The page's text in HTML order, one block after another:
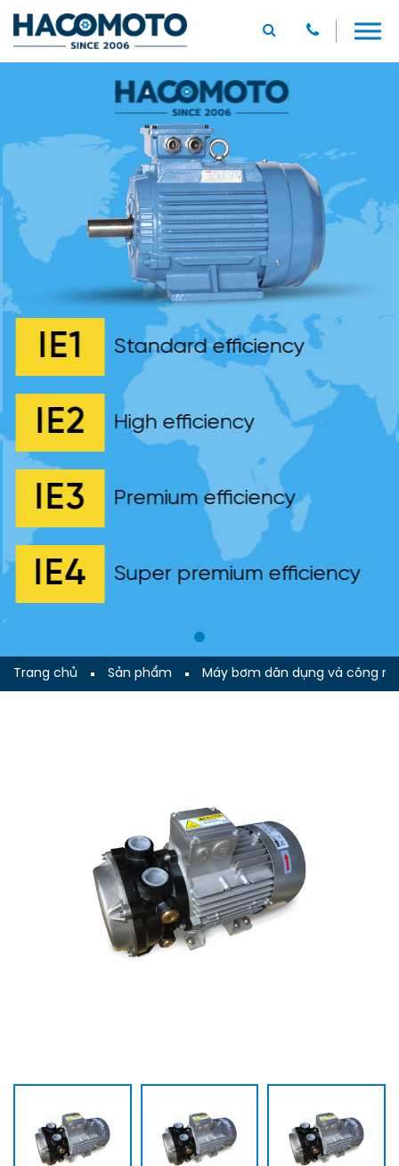
IE1 Standard efficiency
IE2 High efficiency
IE3 Premium efficiency
IE4 Super premium efficiency
Trang chủ Sản phẩm Máy bơm dân dụng và công